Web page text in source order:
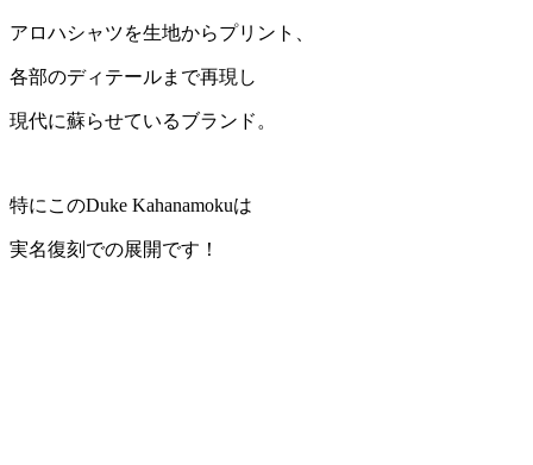
アロハシャツを生地からプリント、
各部のディテールまで再現し
現代に蘇らせているブランド。
特にこのDuke Kahanamokuは
実名復刻での展開です！